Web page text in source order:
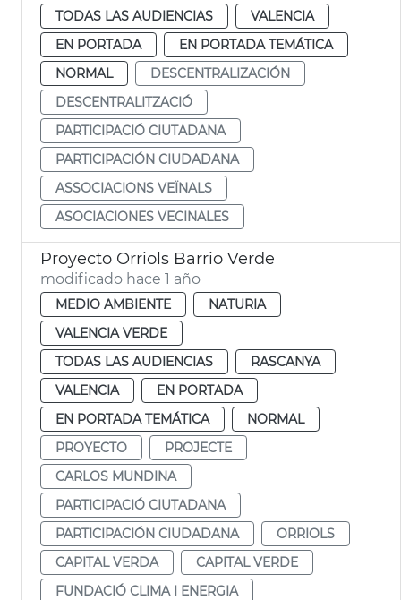
TODAS LAS AUDIENCIAS
VALENCIA
EN PORTADA
EN PORTADA TEMÁTICA
NORMAL
DESCENTRALIZACIÓN
DESCENTRALITZACIÓ
PARTICIPACIÓ CIUTADANA
PARTICIPACIÓN CIUDADANA
ASSOCIACIONS VEÏNALS
ASOCIACIONES VECINALES
Proyecto Orriols Barrio Verde
modificado hace 1 año
MEDIO AMBIENTE
NATURIA
VALENCIA VERDE
TODAS LAS AUDIENCIAS
RASCANYA
VALENCIA
EN PORTADA
EN PORTADA TEMÁTICA
NORMAL
PROYECTO
PROJECTE
CARLOS MUNDINA
PARTICIPACIÓ CIUTADANA
PARTICIPACIÓN CIUDADANA
ORRIOLS
CAPITAL VERDA
CAPITAL VERDE
FUNDACIÓ CLIMA I ENERGIA